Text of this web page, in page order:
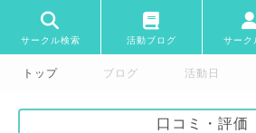
サークル検索 活動ブログ サーク
トップ ブログ 活動日
口コミ・評価